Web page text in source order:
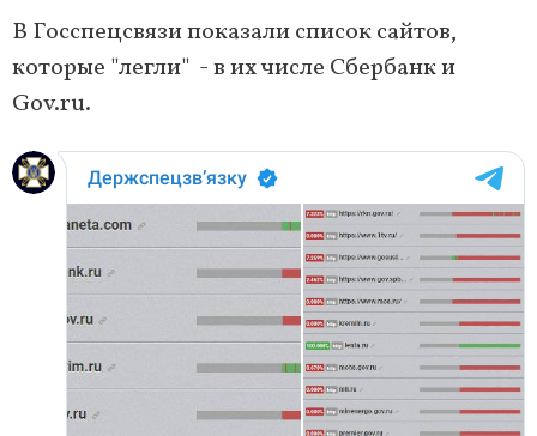
В Госспецсвязи показали список сайтов,
которые "легли" - в их числе Сбербанк и
Gov.ru.